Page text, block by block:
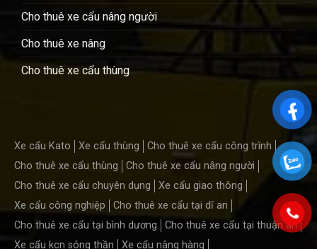
Cho thuê xe cẩu nâng người
Cho thuê xe nâng
Cho thuê xe cẩu thùng
Xe cẩu Kato Xe cẩu thùng
Cho thuê xe cẩu công trình
Cho thuê xe cẩu thùng
Cho thuê xe cẩu nâng người
Cho thuê xe cẩu chuyên dụng
Xe cẩu giao thông
Xe cẩu công nghiệp
Cho thuê xe cẩu tại dĩ an
Cho thuê xe cẩu tại bình dương
Cho thuê xe cẩu tại thuận an
Xe cẩu kcn sóng thần
Xe cẩu nâng hàng